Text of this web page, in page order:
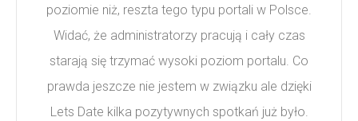
poziomie niż, reszta tego typu portali w Polsce.
Widać, że administratorzy pracują i cały czas
starają się trzymać wysoki poziom portalu. Co
prawda jeszcze nie jestem w związku ale dzięki
Lets Date kilka pozytywnych spotkań już było.